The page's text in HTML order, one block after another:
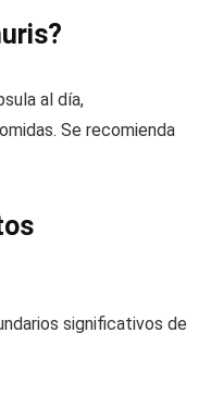
al día,
Se recomienda
significativos de